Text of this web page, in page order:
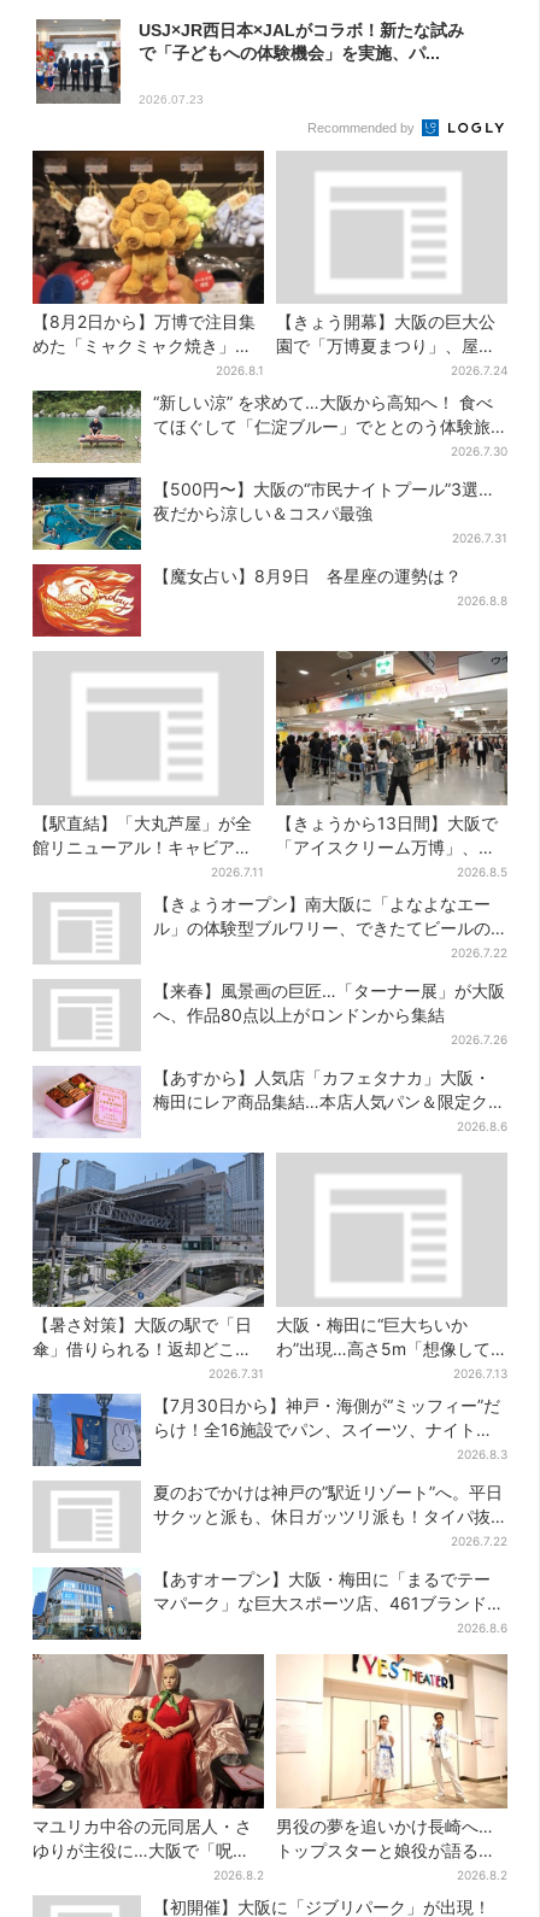
USJ×JR西日本×JALがコラボ！新たな試み
で「子どもへの体験機会」を実施、パ...
2026.07.23
Recommended by
【8月2日から】万博で注目集
めた「ミャクミャク焼き」初
グッズ化！大阪・梅田だけの
新商品が登場
2026.8.1
【きょう開幕】大阪の巨大公
園で「万博夏まつり」、屋台
グルメ＆幻想的イルミネーシ
ョン…計27日間開催
2026.7.24
“新しい涼” を求めて…大阪から高知へ！ 食べ
てほぐして「仁淀ブルー」でととのう体験旅
2026.7.30
【500円〜】大阪の“市民ナイトプール”3選…
夜だから涼しい＆コスパ最強
2026.7.31
【魔女占い】8月9日 各星座の運勢は？
2026.8.8
【駅直結】「大丸芦屋」が全
館リニューアル！キャビア・
トリュフ・紅茶…関西初グル
メ＆焼き菓子も
2026.7.11
【きょうから13日間】大阪で
「アイスクリーム万博」、全
国34ブランド・100種超…初
登場の「チョコソフト」に行
列
2026.8.5
【きょうオープン】南大阪に「よなよなエー
ル」の体験型ブルワリー、できたてビールの
2026.7.22
【来春】風景画の巨匠…「ターナー展」が大阪
へ、作品80点以上がロンドンから集結
2026.7.26
【あすから】人気店「カフェタナカ」大阪・
梅田にレア商品集結…本店人気パン＆限定クッ
2026.8.6
【暑さ対策】大阪の駅で「日
傘」借りられる！返却どこで
もOK、熱中症対策にシェアサ
ービス拡大
2026.7.31
大阪・梅田に“巨大ちいか
わ”出現…高さ5m「想像して
たより結構デカい」「ちい
さ…くはない」
2026.7.13
【7月30日から】神戸・海側が“ミッフィー”だ
らけ！全16施設でパン、スイーツ、ナイトマ
2026.8.3
夏のおでかけは神戸の”駅近リゾート”へ。平日
サクッと派も、休日ガッツリ派も！タイパ抜
2026.7.22
【あすオープン】大阪・梅田に「まるでテー
マパーク」な巨大スポーツ店、461ブランド集
2026.8.6
マユリカ中谷の元同居人・さ
ゆりが主役に…大阪で「呪物
展」開催、コンセプトは“呪物
たちのお茶会”
2026.8.2
男役の夢を追いかけ長崎へ…
トップスターと娘役が語る
「ハウステンボス歌劇団」と
は？大阪で初公演開催
2026.8.2
【初開催】大阪に「ジブリパーク」が出現！